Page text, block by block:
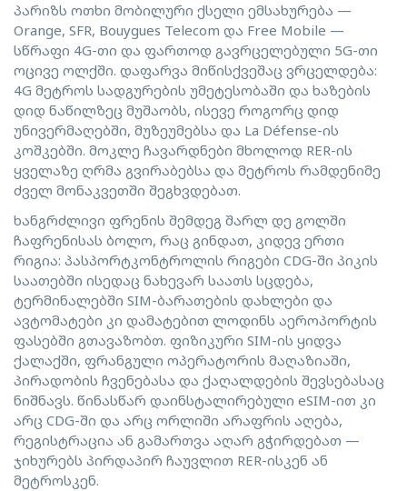
პარიზს ოთხი მობილური ქსელი ემსახურება —
Orange, SFR, Bouygues Telecom და Free Mobile —
სწრაფი 4G-თი და ფართოდ გავრცელებული 5G-თი
ოცივე ოლქში. დაფარვა მიწისქვეშაც ვრცელდება:
4G მეტროს სადგურების უმეტესობაში და ხაზების
დიდ ნაწილზეც მუშაობს, ისევე როგორც დიდ
უნივერმაღებში, მუზეუმებსა და La Défense-ის
კოშკებში. მოკლე ჩავარდნები მხოლოდ RER-ის
ყველაზე ღრმა გვირაბებსა და მეტროს რამდენიმე
ძველ მონაკვეთში შეგხვდებათ.
ხანგრძლივი ფრენის შემდეგ შარლ დე გოლში
ჩაფრენისას ბოლო, რაც გინდათ, კიდევ ერთი
რიგია: პასპორტკონტროლის რიგები CDG-ში პიკის
საათებში ისედაც ნახევარ საათს სცდება,
ტერმინალებში SIM-ბარათების დახლები და
ავტომატები კი დამატებით ლოდინს აეროპორტის
ფასებში გთავაზობთ. ფიზიკური SIM-ის ყიდვა
ქალაქში, ფრანგული ოპერატორის მაღაზიაში,
პირადობის ჩვენებასა და ქაღალდების შევსებასაც
ნიშნავს. წინასწარ დაინსტალირებული eSIM-ით კი
არც CDG-ში და არც ორლიში არაფრის აღება,
რეგისტრაცია ან გამართვა აღარ გჭირდებათ —
ჯიხურებს პირდაპირ ჩაუვლით RER-ისკენ ან
მეტროსკენ.